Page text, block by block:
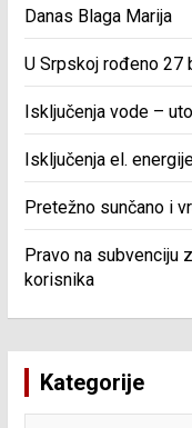
Danas Blaga Marija
U Srpskoj rođeno 27
Isključenja vode –
Isključenja el.
Pretežno sunčano i
Pravo na subvenciju
korisnika
Kategorije